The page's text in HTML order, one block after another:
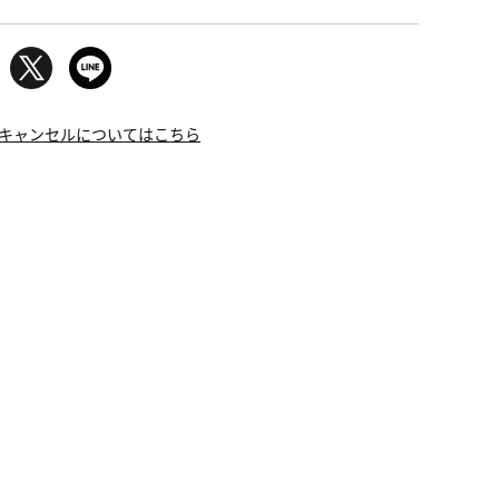
ャンセルについてはこちら